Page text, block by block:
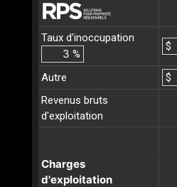
Taux d'inoccupation
%
$
Autre
$
Revenus bruts
d'exploitation
Charges
d'exploitation